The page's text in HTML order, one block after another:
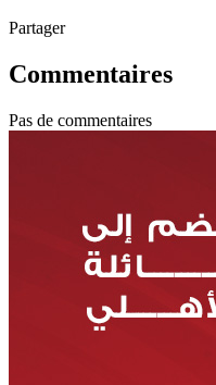
Partager
Commentaires
Pas de commentaires